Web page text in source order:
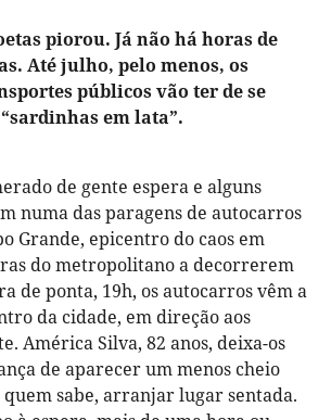
piorou. Já não há horas de
Até julho, pelo menos, os
públicos vão ter de se
em lata”.
de gente espera e alguns
numa das paragens de autocarros
Grande, epicentro do caos em
do metropolitano a decorrerem
de ponta, 19h, os autocarros vêm a
da cidade, em direção aos
América Silva, 82 anos, deixa-os
de aparecer um menos cheio
sabe, arranjar lugar sentada.